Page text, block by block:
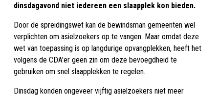
dinsdagavond niet iedereen een slaapplek kon bieden.
Door de spreidingswet kan de bewindsman gemeenten wel
verplichten om asielzoekers op te vangen. Maar omdat deze
wet van toepassing is op langdurige opvangplekken, heeft het
volgens de CDA'er geen zin om deze bevoegdheid te
gebruiken om snel slaapplekken te regelen.
Dinsdag konden ongeveer vijftig asielzoekers niet meer